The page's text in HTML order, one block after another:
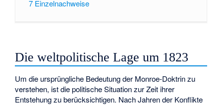
7 Einzelnachweise
Die weltpolitische Lage um 1823
Um die ursprüngliche Bedeutung der Monroe-Doktrin zu
verstehen, ist die politische Situation zur Zeit ihrer
Entstehung zu berücksichtigen. Nach Jahren der Konflikte